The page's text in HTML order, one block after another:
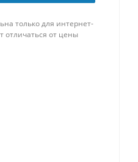
только для интернет-
отличаться от цены